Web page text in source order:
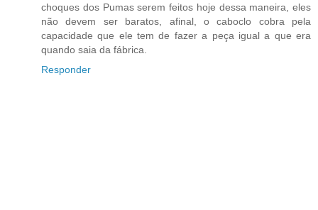
choques dos Pumas serem feitos hoje dessa maneira, eles
não devem ser baratos, afinal, o caboclo cobra pela
capacidade que ele tem de fazer a peça igual a que era
quando saia da fábrica.
Responder